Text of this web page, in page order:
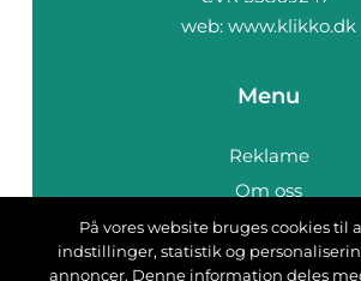
web: www.klikko.dk
Menu
Reklame
Om oss
Cookies
Kontakt Oss
På vores website bruges cookies til
indstillinger, statistik og
annoncer. Denne information deles